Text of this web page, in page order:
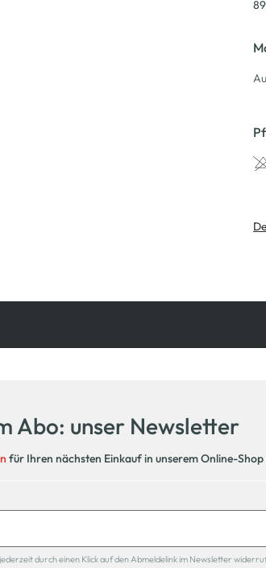
Abo: unser Newsletter
für Ihren nächsten Einkauf in unserem Online-Shop
durch einen Klick auf den Abmeldelink im Newsletter